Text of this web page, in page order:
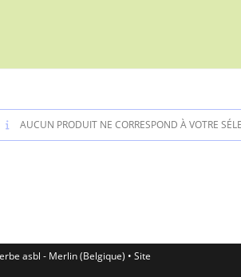
AUCUN PRODUIT NE CORRESPOND À VOTRE
asbl - Merlin (Belgique) • Site